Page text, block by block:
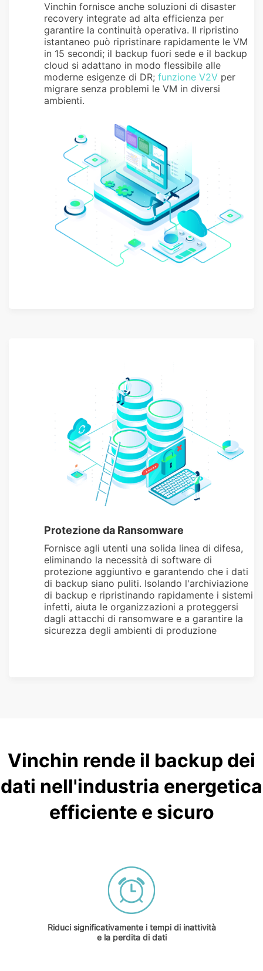
Vinchin fornisce anche soluzioni di disaster
recovery integrate ad alta efficienza per
garantire la continuità operativa. Il ripristino
istantaneo può ripristinare rapidamente le VM
in 15 secondi; il backup fuori sede e il backup
cloud si adattano in modo flessibile alle
moderne esigenze di DR; funzione V2Vper
migrare senza problemi le VM in diversi
ambienti.
Protezione da Ransomware
Fornisce agli utenti una solida linea di difesa,
eliminando la necessità di software di
protezione aggiuntivo e garantendo che i dati
di backup siano puliti. Isolando l'archiviazione
di backup e ripristinando rapidamente i sistemi
infetti, aiuta le organizzazioni a proteggersi
dagli attacchi di ransomware e a garantire la
sicurezza degli ambienti di produzione
Vinchin rende il backup dei
dati nell'industria energetica
efficiente e sicuro
Riduci significativamente i tempi di inattività
e la perdita di dati